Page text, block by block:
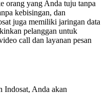
orang yang Anda tuju tanpa
kebisingan, dan
juga memiliki jaringan data
pelanggan untuk
call dan layanan pesan
Indosat, Anda akan